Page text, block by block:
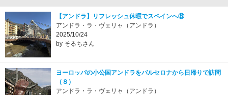
【アンドラ】リフレッシュ休暇でスペインへ⑧
アンドラ・ラ・ヴェリャ（アンドラ）
2025/10/24
by そるちさん
ヨーロッパの小公国アンドラをバルセロナから日帰りで訪問
（８）
アンドラ・ラ・ヴェリャ（アンドラ）